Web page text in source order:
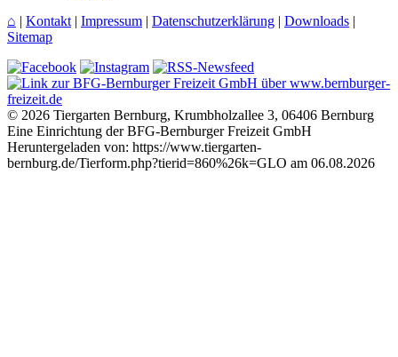
⌂ | Kontakt | Impressum | Datenschutzerklärung | Downloads |
Sitemap
© 2026 Tiergarten Bernburg, Krumbholzallee 3, 06406 Bernburg
Eine Einrichtung der BFG-Bernburger Freizeit GmbH
Heruntergeladen von: https://www.tiergarten-
bernburg.de/Tierform.php?tierid=860%26k=GLO am 06.08.2026